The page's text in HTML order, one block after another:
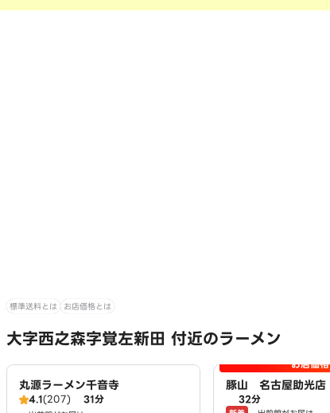
標準送料とは お店価格とは
大字西之森字覚左新田 付近のラーメン
丸源ラーメン千音寺
4.1(207) 31分
お店価格
豚山 名古屋助光店
32分